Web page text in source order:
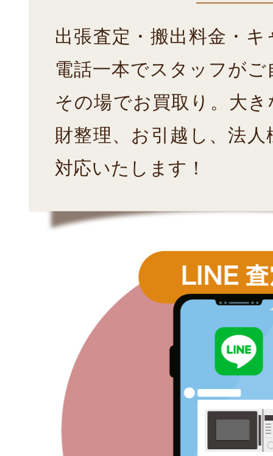
出張査定・搬出料金・
電話一本でスタッフが
その場でお買取り。大
財整理、お引越し、法
対応いたします！